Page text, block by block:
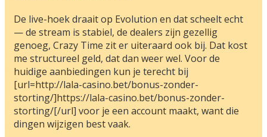
De live-hoek draait op Evolution en dat scheelt echt
— de stream is stabiel, de dealers zijn gezellig
genoeg, Crazy Time zit er uiteraard ook bij. Dat kost
me structureel geld, dat dan weer wel. Voor de
huidige aanbiedingen kun je terecht bij
[url=http://lala-casino.bet/bonus-zonder-
storting/]https://lala-casino.bet/bonus-zonder-
storting/[/url] voor je een account maakt, want die
dingen wijzigen best vaak.